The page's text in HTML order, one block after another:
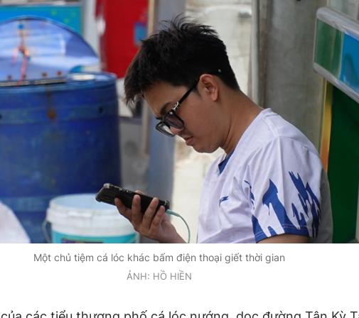
Một chủ tiệm cá lóc khác bấm điện thoại giết thời gian
ẢNH: HỒ HIỀN